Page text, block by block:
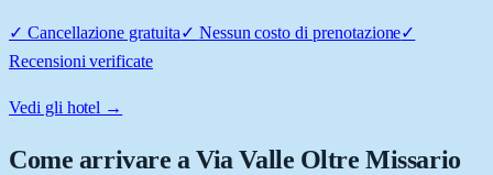
✓ Cancellazione gratuita✓ Nessun costo di prenotazione✓
Recensioni verificate
Vedi gli hotel →
Come arrivare aVia Valle Oltre Missario